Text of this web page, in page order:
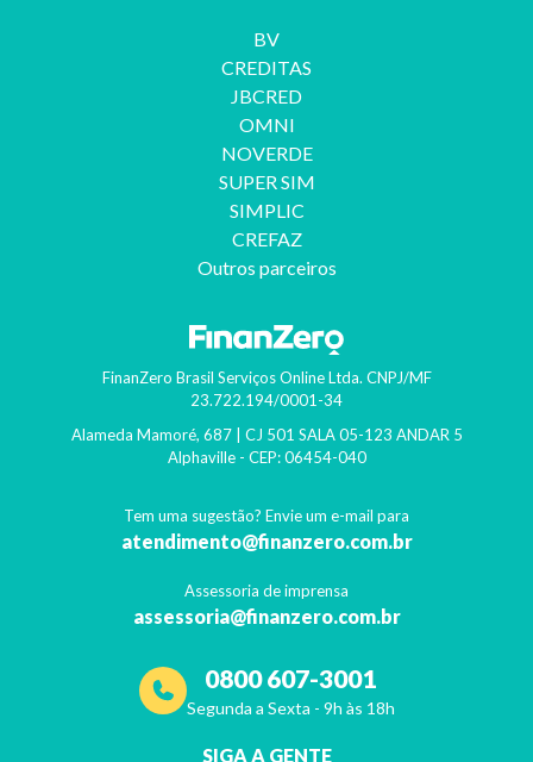
BV
CREDITAS
JBCRED
OMNI
NOVERDE
SUPER SIM
SIMPLIC
CREFAZ
Outros parceiros
FinanZero Brasil Serviços Online Ltda. CNPJ/MF
23.722.194/0001-34
Alameda Mamoré, 687 | CJ 501 SALA 05-123 ANDAR 5
Alphaville- CEP: 06454-040
Tem uma sugestão? Envie um e-mail para
atendimento@finanzero.com.br
Assessoria de imprensa
assessoria@finanzero.com.br
0800 607-3001
Segunda a Sexta - 9h às 18h
SIGA A GENTE